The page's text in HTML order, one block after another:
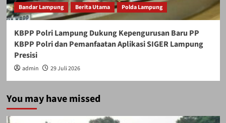
Bandar Lampung Berita Utama Polda Lampung
KBPP Polri Lampung Dukung Kepengurusan Baru PP
KBPP Polri dan Pemanfaatan Aplikasi SIGER Lampung
Presisi
admin 29 Juli 2026
You may have missed